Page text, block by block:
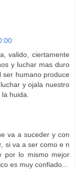
valido, ciertamente
y luchar mas duro
ser humano produce
y ojala nuestro
huida.
va a suceder y con
si va a ser como e n
por lo mismo mejor
es muy confiado...